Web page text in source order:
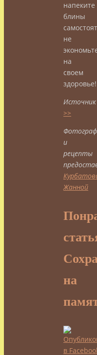
напеките
блины
не
на
своем
здоровье!
Источник
>>
и
рецепты
Жанной
на